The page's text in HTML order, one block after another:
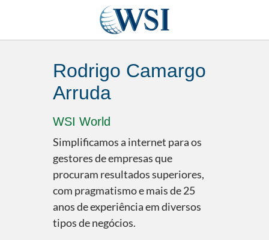
Rodrigo Camargo
Arruda
WSI World
Simplificamos a internet para os
gestores de empresas que
procuram resultados superiores,
com pragmatismo e mais de 25
anos de experiência em diversos
tipos de negócios.